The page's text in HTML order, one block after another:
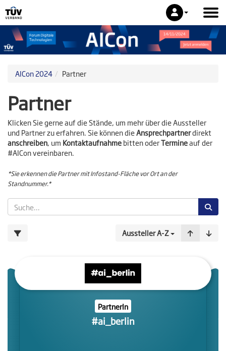
AICon 2024 Partner
Partner
Klicken Sie gerne auf die Stände, um mehr über die Aussteller
und Partner zu erfahren. Sie können dieAnsprechpartnerdirekt
anschreiben, um Kontaktaufnahmebitten oderTermineauf der
#AICon vereinbaren.
*Sie erkennen die Partner mit Infostand-Fläche vor Ort an der
Standnummer.*
Aussteller A-Z
PartnerIn
#ai_berlin